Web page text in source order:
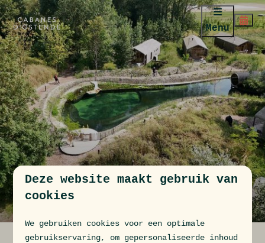
Menu
Home
Deze website maakt gebruik van
cookies
We gebruiken cookies voor een optimale
gebruikservaring, om gepersonaliseerde inhoud